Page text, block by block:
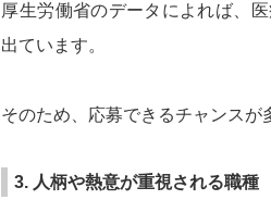
厚生労働省のデータによれば、
出ています。
そのため、応募できるチャンスが
3. 人柄や熱意が重視される職種